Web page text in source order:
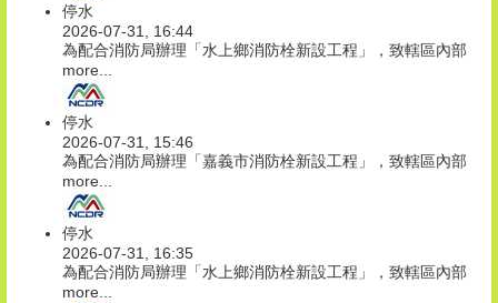
停水
2026-07-31, 16:44
為配合消防局辦理「水上鄉消防栓新設工程」，致轄區內部
more...
停水
2026-07-31, 15:46
為配合消防局辦理「嘉義市消防栓新設工程」，致轄區內部
more...
停水
2026-07-31, 16:35
為配合消防局辦理「水上鄉消防栓新設工程」，致轄區內部
more...